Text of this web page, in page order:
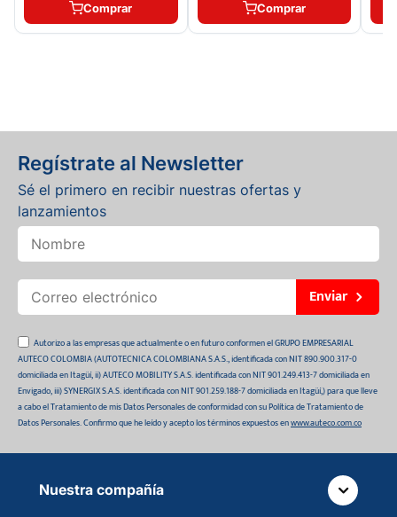
Comprar Comprar
Regístrate al Newsletter
Sé el primero en recibir nuestras ofertas y
lanzamientos
Enviar
Autorizo a las empresas que actualmente o en futuro conformen el GRUPO EMPRESARIAL
AUTECO COLOMBIA (AUTOTECNICA COLOMBIANA S.A.S., identificada con NIT 890.900.317-0
domiciliada en Itagüí, ii) AUTECO MOBILITY S.A.S. identificada con NIT 901.249.413-7 domiciliada en
Envigado, iii) SYNERGIX S.A.S. identificada con NIT 901.259.188-7 domiciliada en Itagüí,) para que lleve
a cabo el Tratamiento de mis Datos Personales de conformidad con su Política de Tratamiento de
Datos Personales. Confirmo que he leído y acepto los términos expuestos enwww.auteco.com.co
Nuestra compañía